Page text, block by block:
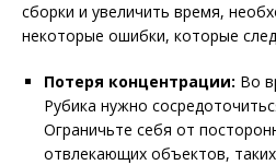
сборки и увеличить время,
некоторые ошибки, которые
Потеря концентрации: Во
Рубика нужно
Ограничьте себя от
отвлекающих объектов,